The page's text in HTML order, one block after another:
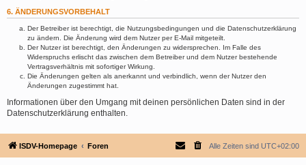
6. ÄNDERUNGSVORBEHALT
Der Betreiber ist berechtigt, die Nutzungsbedingungen und die Datenschutzerklärung
zu ändern. Die Änderung wird dem Nutzer per E-Mail mitgeteilt.
Der Nutzer ist berechtigt, den Änderungen zu widersprechen. Im Falle des
Widerspruchs erlischt das zwischen dem Betreiber und dem Nutzer bestehende
Vertragsverhältnis mit sofortiger Wirkung.
Die Änderungen gelten als anerkannt und verbindlich, wenn der Nutzer den
Änderungen zugestimmt hat.
Informationen über den Umgang mit deinen persönlichen Daten sind in der
Datenschutzerklärung enthalten.
ISDV-Homepage Foren Alle Zeiten sind UTC+02:00